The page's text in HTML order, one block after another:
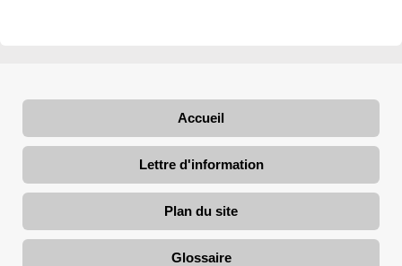
Accueil
Lettre d'information
Plan du site
Glossaire